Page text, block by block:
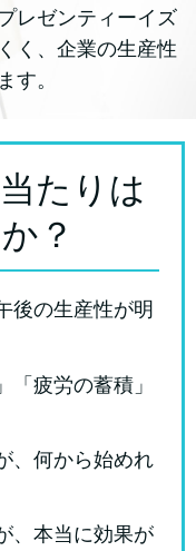
レゼンティーイズ
く、企業の生産性
す。
たりは
？
後の生産性が明
疲労の蓄積」
、何から始めれ
、本当に効果が